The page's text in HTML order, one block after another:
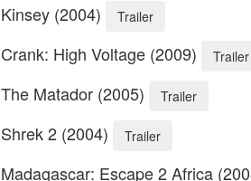
(2004) Trailer
High Voltage (2009) Trailer
Matador (2005) Trailer
2 (2004) Trailer
Escape 2 Africa